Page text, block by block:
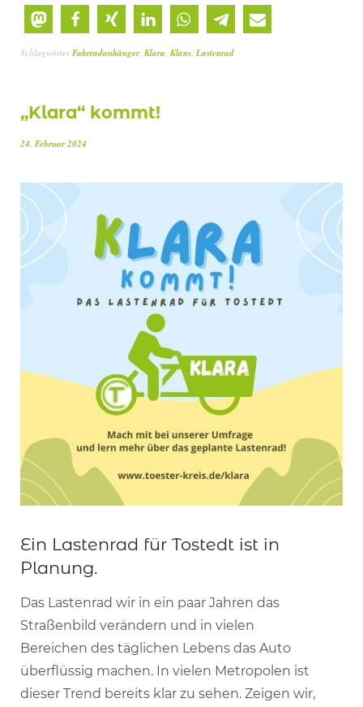
SchlagwörterFahrradanhänger, Klara, Klaus, Lastenrad
„Klara“ kommt!
24. Februar 2024
Ein Lastenrad für Tostedt ist in
Planung.
Das Lastenrad wir in ein paar Jahren das
Straßenbild verändern und in vielen
Bereichen des täglichen Lebens das Auto
überflüssig machen. In vielen Metropolen ist
dieser Trend bereits klar zu sehen. Zeigen wir,